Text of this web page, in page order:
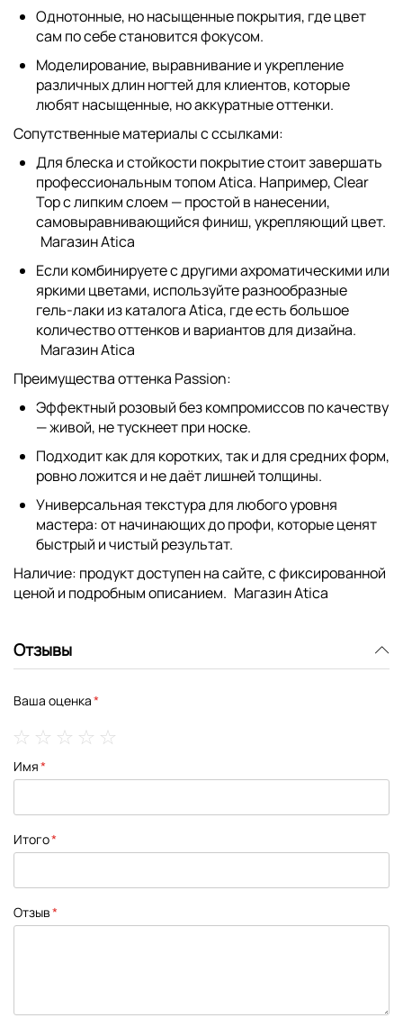
Однотонные, но насыщенные покрытия, где цвет
сам по себе становится фокусом.
Моделирование, выравнивание и укрепление
различных длин ногтей для клиентов, которые
любят насыщенные, но аккуратные оттенки.
Сопутственные материалы с ссылками:
Для блеска и стойкости покрытие стоит завершать
профессиональным топом Atica. Например,Clear
Topс липким слоем — простой в нанесении,
самовыравнивающийся финиш, укрепляющий цвет.
Магазин Atica
Если комбинируете с другими ахроматическими или
яркими цветами, используйте разнообразные
гель‑лаки из каталога Atica, где есть большое
количество оттенков и вариантов для дизайна.
Магазин Atica
Преимущества оттенка Passion:
Эффектный розовый без компромиссов по качеству
— живой, не тускнеет при носке.
Подходит как для коротких, так и для средних форм,
ровно ложится и не даёт лишней толщины.
Универсальная текстура для любого уровня
мастера: от начинающих до профи, которые ценят
быстрый и чистый результат.
Наличие: продукт доступен на сайте, с фиксированной
ценой и подробным описанием. Магазин Atica
Отзывы
Ваша оценка
star
stars
stars
stars
stars
Имя
Итого
Отзыв